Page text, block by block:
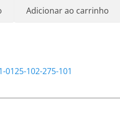
Adicionar ao carrinho
102-275-101